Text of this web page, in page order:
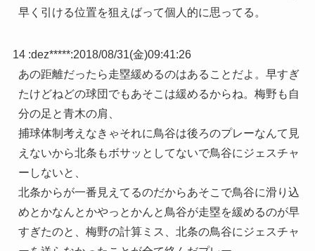
早く引ける位置を狙えばって個人的に思ってる。
14 :dez*****:2018/08/31(金)09:41:26
あの距離だったら走塁緩めるのはあることだよ。早すぎ
たけどねどの球団でもあそこは緩めるからね。梅野も自
分の足と青木の肩、
捕球体制考えなきゃそれに鳥谷は後ろのプレーなんて見
えないから北条もボサッとしてないで鳥谷にジェスチャ
ーしないと、
北条からが一番見えてるのだからあそこで鳥谷に滑り込
めとかなんとかやっとかんと鳥谷が走塁を緩めるのが早
すぎたのと、梅野の計算ミス、北条の鳥谷にジェスチャ